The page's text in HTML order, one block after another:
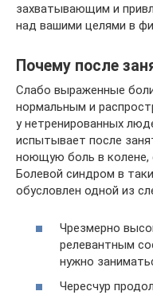
захватывающим и
над вашими целями в
Почему после
Слабо выраженные
нормальным и
у нетренированных
испытывает после
ноющую боль в колене,
Болевой синдром в
обусловлен одной из
Чрезмерно
релевантным
нужно
Чересчур